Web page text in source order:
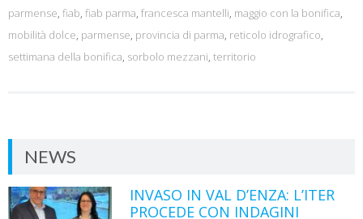
parmense, fiab, fiab parma, francesca mantelli, maggio con la bonifica,
mobilità dolce, parmense, provincia di parma, reticolo idrografico,
settimana della bonifica, sorbolo mezzani, territorio
NEWS
INVASO IN VAL D’ENZA: L’ITER
PROCEDE CON INDAGINI